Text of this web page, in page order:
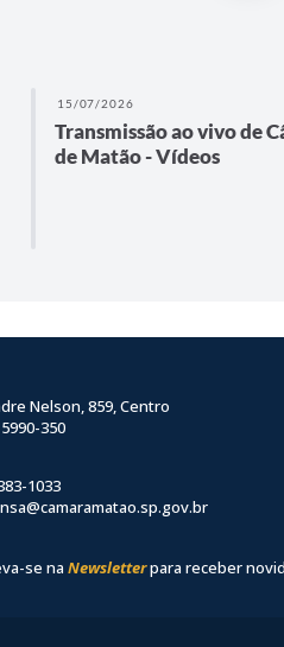
15/07/2026
Transmissão ao vivo de
de Matão - Vídeos
Nelson, 859, Centro
350
1033
se na Newsletterpara receber